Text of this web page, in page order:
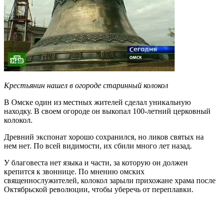
Крестьянин нашел в огороде старинный колокол
В Омске один из местных жителей сделал уникальную
находку. В своем огороде он выкопал 100-летний церковный
колокол.
Древний экспонат хорошо сохранился, но ликов святых на
нем нет. По всей видимости, их сбили много лет назад.
У благовеста нет языка и части, за которую он должен
крепится к звоннице. По мнению омских
священнослужителей, колокол зарыли прихожане храма после
Октябрьской революции, чтобы уберечь от переплавки.